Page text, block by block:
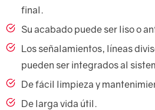
final.
Su acabado puede ser liso o
Los señalamientos, líneas
pueden ser integrados al
De fácil limpieza y
De larga vida útil.